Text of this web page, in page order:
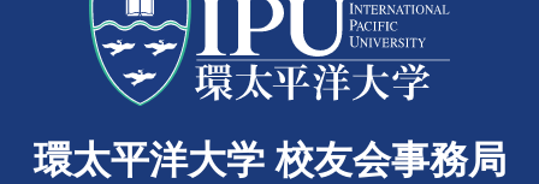
環太平洋大学 校友会事務局